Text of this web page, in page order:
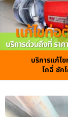
บริการแก้ไ
โถฉี่ ชัก